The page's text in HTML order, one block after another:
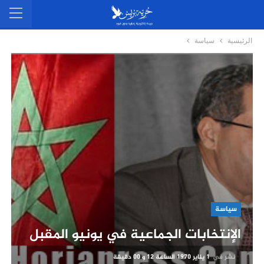
الرئيسية سياسة
سياسة
الإنتخابات الجماعية في يونيو المقبل
نشر في1 يناير 1970 الساعة 12 و 00 دقيقة